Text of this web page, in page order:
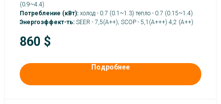
(0.9~4.4)
Потребление (кВт): холод - 0.7 (0.1~1.3) тепло - 0.7 (0.15~1.4)
Энергоэффект-ть: SEER - 7,5(А++); SCOP - 5,1(А+++) 4,2 (A++)
860 $
Подробнее